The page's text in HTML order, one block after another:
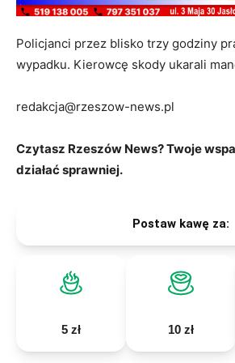
Policjanci przez blisko trzy godziny
wypadku. Kierowcę skody ukarali
redakcja@rzeszow-news.pl
Czytasz Rzeszów News? Twoje
działać sprawniej.
Postaw kawę za:
5 zł 10 zł